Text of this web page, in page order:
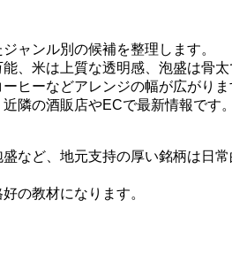
ャンル別の候補を整理します。
、米は上質な透明感、泡盛は骨太
ヒーなどアレンジの幅が広がりま
隣の酒販店やECで最新情報です。
など、地元支持の厚い銘柄は日
の教材になります。